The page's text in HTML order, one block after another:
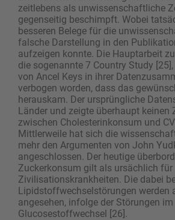
zeitlebens als unwissenschaft­liche
gegenseitig beschimpft. Wobei
besseren Belege für die
falsche Darstellung in den
aufzeigen konnte. Die Hauptarbeit
die sogenannte 7 Country Study
von Ancel Keys in ihrer
verbogen worden, dass das
herauskam. Der ursprüngliche
Länder und zeigte überhaupt
zwischen Cholesterinkonsum und
Mittlerweile hat sich die
mehr den Argumenten von John
angeschlossen. Der heutige
Zuckerkonsum gilt als ursächlich für
Zivilisationskrankheiten. Die dabei
Lipidstoffwechselstörungen werden
angesehen, infolge der ­Störungen im
Glucosestoffwechsel [26].